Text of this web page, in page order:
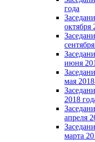
года
октября
июня
мая
2018
апреля
марта